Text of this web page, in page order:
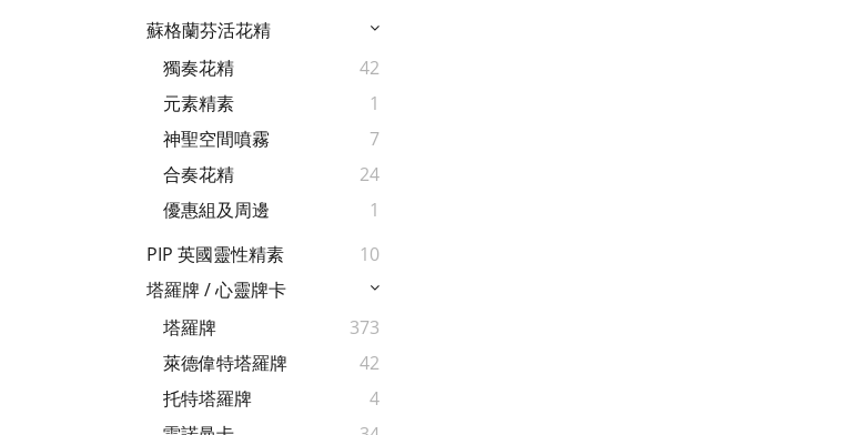
蘇格蘭芬活花精
獨奏花精
42
元素精素
1
神聖空間噴霧
7
合奏花精
24
優惠組及周邊
1
PIP 英國靈性精素
10
塔羅牌 / 心靈牌卡
塔羅牌
373
萊德偉特塔羅牌
42
托特塔羅牌
4